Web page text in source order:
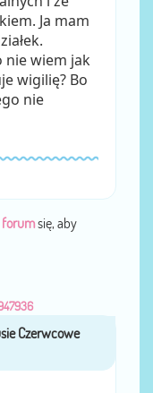
Ja mam
nie wiem jak
wigilię? Bo
nie
forumsię, aby